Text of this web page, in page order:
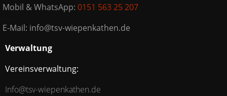
Mobil & WhatsApp: 0151 563 25 207
E-Mail: info@tsv-wiepenkathen.de
Verwaltung
Vereinsverwaltung:
Info@tsv-wiepenkathen.de